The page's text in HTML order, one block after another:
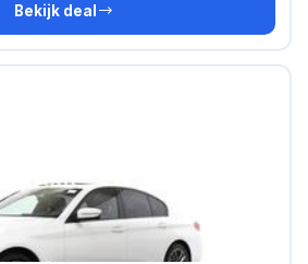
Bekijk deal